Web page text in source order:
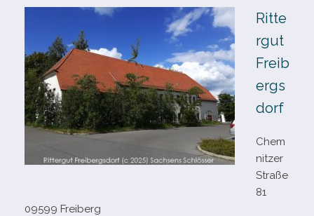
Ritte
rgut
Freib
ergs
dorf
Chem
nitzer
Straße
81
09599 Freiberg